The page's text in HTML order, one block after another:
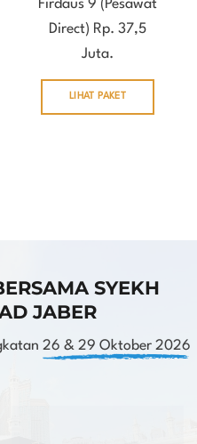
Firdaus 9 (Pesawat
Direct) Rp. 37,5
Juta.
LIHAT PAKET
SYEKH
JABER
26 & 29 Oktober 2026